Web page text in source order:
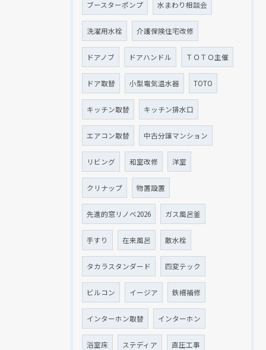
ブースターポンプ 水まわり相談会
洗濯用水栓 介護保険住宅改修
ドアノブ ドアハンドル ＴＯＴＯ主催
ドア取替 小型電気温水器 TOTO
キッチン取替 キッチン排水口
エアコン取替 中古分譲マンション
リビング 和室改修 洋室
クリナップ 物置設置
先進的窓リノベ2026 ガス風呂釜
手すり 在来風呂 散水栓
タカラスタンダード 四変テック
ビルコン イージア 鉄柵補修
インターホン取替 インターホン
浴室床 ステディア 直圧工事